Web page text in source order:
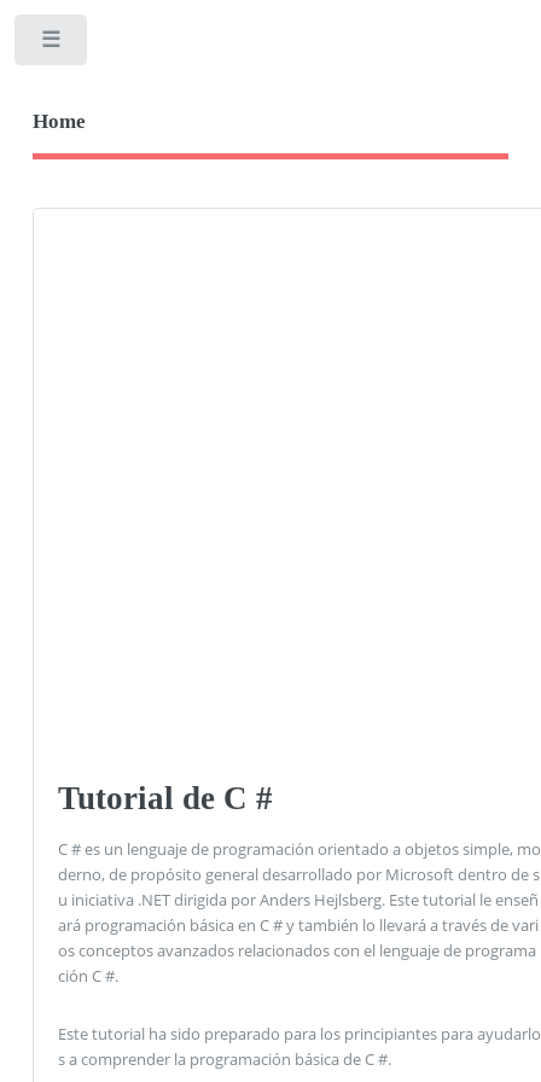
Home
Tutorial de C #
C # es un lenguaje de programación orientado a objetos simple, mo
derno, de propósito general desarrollado por Microsoft dentro de s
u iniciativa .NET dirigida por Anders Hejlsberg. Este tutorial le enseñ
ará programación básica en C # y también lo llevará a través de vari
os conceptos avanzados relacionados con el lenguaje de programa
ción C #.
Este tutorial ha sido preparado para los principiantes para ayudarlo
s a comprender la programación básica de C #.